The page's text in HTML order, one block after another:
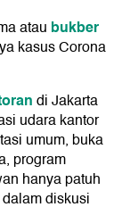
atau bukber
kasus Corona
di Jakarta
udara kantor
umum, buka
program
hanya patuh
diskusi